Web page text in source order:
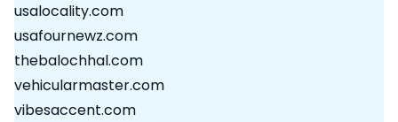
usalocality.com
usafournewz.com
thebalochhal.com
vehicularmaster.com
vibesaccent.com